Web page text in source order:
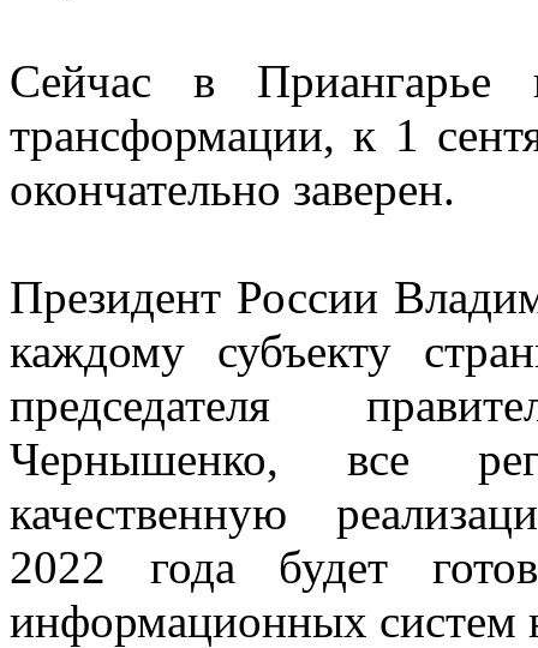
Сейчас в Приангарье
трансформации, к 1
окончательно заверен.
Президент России
каждому субъекту
председателя
Чернышенко, все
качественную
2022 года будет
информационных систем